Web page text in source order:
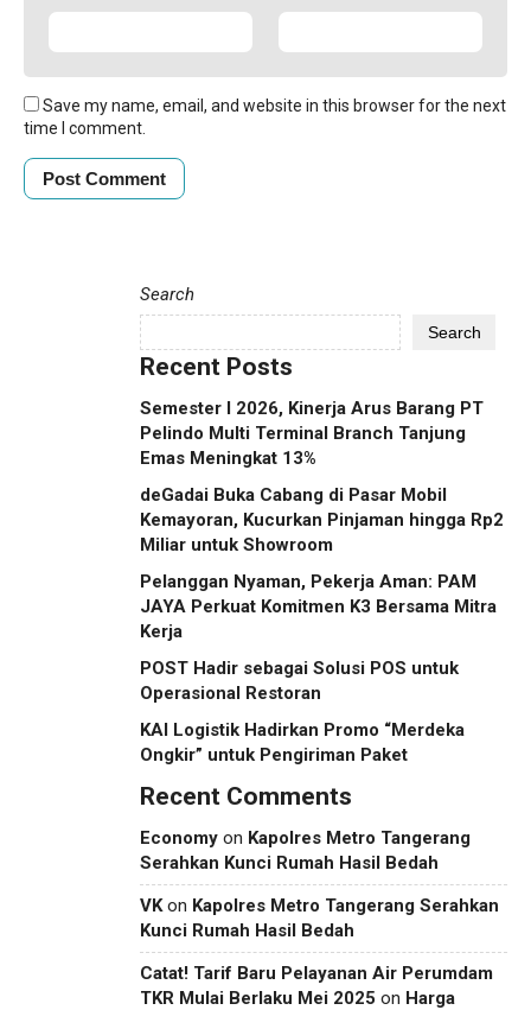
Save my name, email, and website in this browser for the next
time I comment.
Search
Search
Recent Posts
Semester I 2026, Kinerja Arus Barang PT
Pelindo Multi Terminal Branch Tanjung
Emas Meningkat 13%
deGadai Buka Cabang di Pasar Mobil
Kemayoran, Kucurkan Pinjaman hingga Rp2
Miliar untuk Showroom
Pelanggan Nyaman, Pekerja Aman: PAM
JAYA Perkuat Komitmen K3 Bersama Mitra
Kerja
POST Hadir sebagai Solusi POS untuk
Operasional Restoran
KAI Logistik Hadirkan Promo “Merdeka
Ongkir” untuk Pengiriman Paket
Recent Comments
Economy on Kapolres Metro Tangerang
Serahkan Kunci Rumah Hasil Bedah
VKon Kapolres Metro Tangerang Serahkan
Kunci Rumah Hasil Bedah
Catat! Tarif Baru Pelayanan Air Perumdam
TKR Mulai Berlaku Mei 2025 on Harga